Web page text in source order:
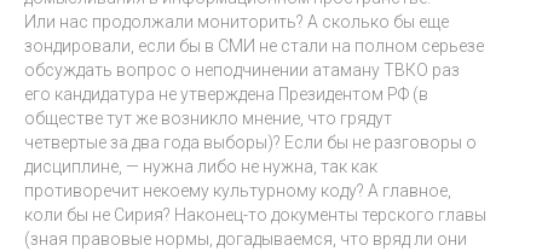
Или нас продолжали мониторить? А сколько бы еще
зондировали, если бы в СМИ не стали на полном серьезе
обсуждать вопрос о неподчинении атаману ТВКО раз
его кандидатура не утверждена Президентом РФ (в
обществе тут же возникло мнение, что грядут
четвертые за два года выборы)? Если бы не разговоры о
дисциплине, — нужна либо не нужна, так как
противоречит некоему культурному коду? А главное,
коли бы не Сирия? Наконец-то документы терского главы
(зная правовые нормы, догадываемся, что вряд ли они